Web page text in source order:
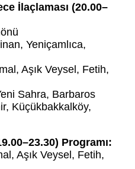
İlaçlaması (20.00–
Yeniçamlıca,
Aşık Veysel, Fetih,
Sahra, Barbaros
Küçükbakkalköy,
Programı:
Aşık Veysel, Fetih,